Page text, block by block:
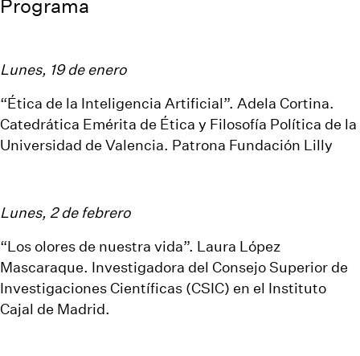
Programa
Lunes, 19 de enero
“Ética de la Inteligencia Artificial”. Adela Cortina.
Catedrática Emérita de Ética y Filosofía Política de la
Universidad de Valencia. Patrona Fundación Lilly
Lunes, 2 de febrero
“Los olores de nuestra vida”. Laura López
Mascaraque. Investigadora del Consejo Superior de
Investigaciones Científicas (CSIC) en el Instituto
Cajal de Madrid.